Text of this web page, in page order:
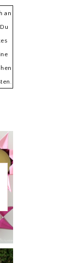
an